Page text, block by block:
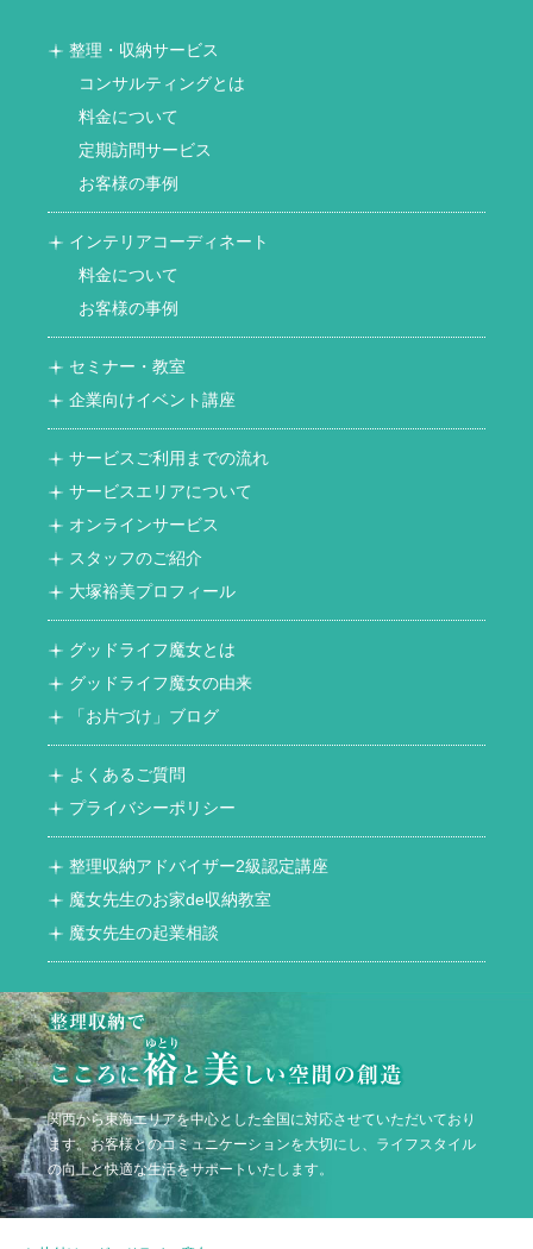
整理・収納サービス
コンサルティングとは
料金について
定期訪問サービス
お客様の事例
インテリアコーディネート
料金について
お客様の事例
セミナー・教室
企業向けイベント講座
サービスご利用までの流れ
サービスエリアについて
オンラインサービス
スタッフのご紹介
大塚裕美プロフィール
グッドライフ魔女とは
グッドライフ魔女の由来
「お片づけ」ブログ
よくあるご質問
プライバシーポリシー
整理収納アドバイザー2級認定講座
魔女先生のお家de収納教室
魔女先生の起業相談
関西から東海エリアを中心とした全国に対応させていただいており
ます。お客様とのコミュニケーションを大切にし、ライフスタイル
の向上と快適な生活をサポートいたします。